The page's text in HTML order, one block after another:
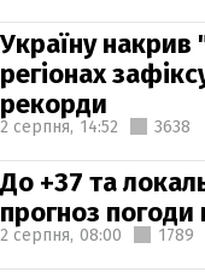
Україну накрив
регіонах
рекорди
2 серпня, 14:52 3638
До +37 та
прогноз
2 серпня, 08:00 1789